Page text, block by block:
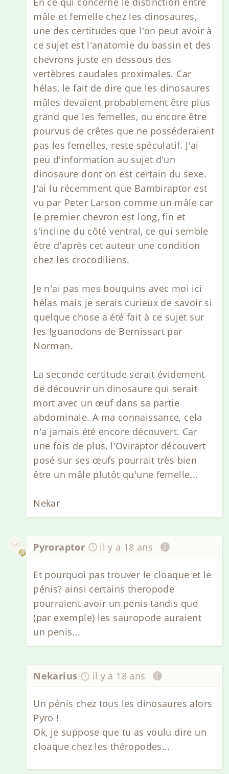
mâle et femelle chez les dinosaures,
une des certitudes que l'on peut avoir à
ce sujet est l'anatomie du bassin et des
chevrons juste en dessous des
vertèbres caudales proximales. Car
hélas, le fait de dire que les dinosaures
mâles devaient probablement être plus
grand que les femelles, ou encore être
pourvus de crêtes que ne posséderaient
pas les femelles, reste spéculatif. J'ai
peu d'information au sujet d'un
dinosaure dont on est certain du sexe.
J'ai lu récemment que Bambiraptor est
vu par Peter Larson comme un mâle car
le premier chevron est long, fin et
s'incline du côté ventral, ce qui semble
être d'après cet auteur une condition
chez les crocodiliens.
Je n'ai pas mes bouquins avec moi ici
hélas mais je serais curieux de savoir si
quelque chose a été fait à ce sujet sur
les Iguanodons de Bernissart par
Norman.
La seconde certitude serait évidement
de découvrir un dinosaure qui serait
mort avec un œuf dans sa partie
abdominale. A ma connaissance, cela
n'a jamais été encore découvert. Car
une fois de plus, l'Oviraptor découvert
posé sur ses œufs pourrait très bien
être un mâle plutôt qu'une femelle...
Nekar
Pyroraptor il y a 18 ans
Et pourquoi pas trouver le cloaque et le
pénis? ainsi certains theropode
pourraient avoir un penis tandis que
(par exemple) les sauropode auraient
un penis...
Nekarius il y a 18 ans
Un pénis chez tous les dinosaures alors
Pyro !
Ok, je suppose que tu as voulu dire un
cloaque chez les théropodes...